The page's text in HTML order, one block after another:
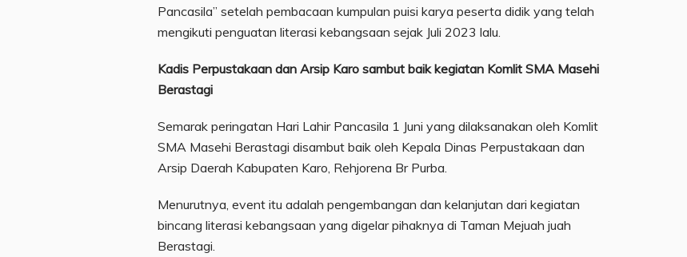
Pancasila” setelah pembacaan kumpulan puisi karya peserta didik yang telah
mengikuti penguatan literasi kebangsaan sejak Juli 2023 lalu.
Kadis Perpustakaan dan Arsip Karo sambut baik kegiatan Komlit SMA Masehi
Berastagi
Semarak peringatan Hari Lahir Pancasila 1 Juni yang dilaksanakan oleh Komlit
SMA Masehi Berastagi disambut baik oleh Kepala Dinas Perpustakaan dan
Arsip Daerah Kabupaten Karo, Rehjorena Br Purba.
Menurutnya, event itu adalah pengembangan dan kelanjutan dari kegiatan
bincang literasi kebangsaan yang digelar pihaknya di Taman Mejuah juah
Berastagi.